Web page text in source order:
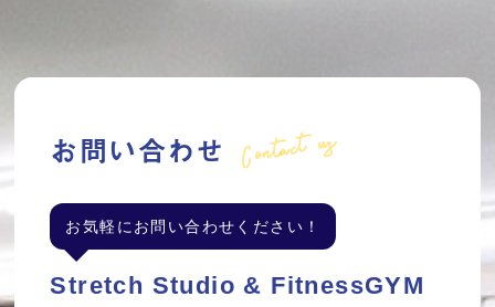
お問い合わせ Contact us
お気軽にお問い合わせください！
Stretch Studio & FitnessGYM